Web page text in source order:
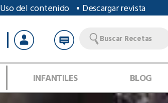
Uso del contenido Descargar revista
Buscar Recetas
INFANTILES BLOG